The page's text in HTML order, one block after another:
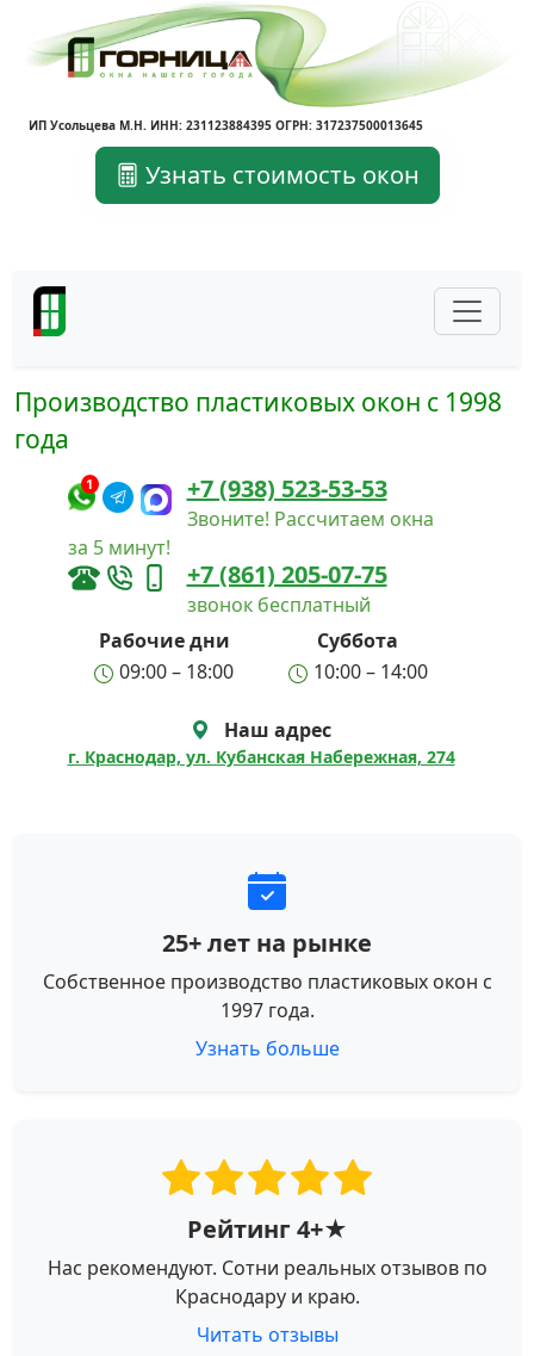
ИП Усольцева М.Н. ИНН: 231123884395 ОГРН: 317237500013645
Узнать стоимость окон
Производство пластиковых окон с 1998
года
1 +7 (938) 523-53-53
Звоните! Рассчитаем окна
за 5 минут!
+7 (861) 205-07-75
звонок бесплатный
Рабочие дни
Суббота
09:00 – 18:00
10:00 – 14:00
Наш адрес
г. Краснодар, ул. Кубанская Набережная, 274
25+ лет на рынке
Собственное производство пластиковых окон с
1997 года.
Узнать больше
Рейтинг 4+★
Нас рекомендуют. Сотни реальных отзывов по
Краснодару и краю.
Читать отзывы